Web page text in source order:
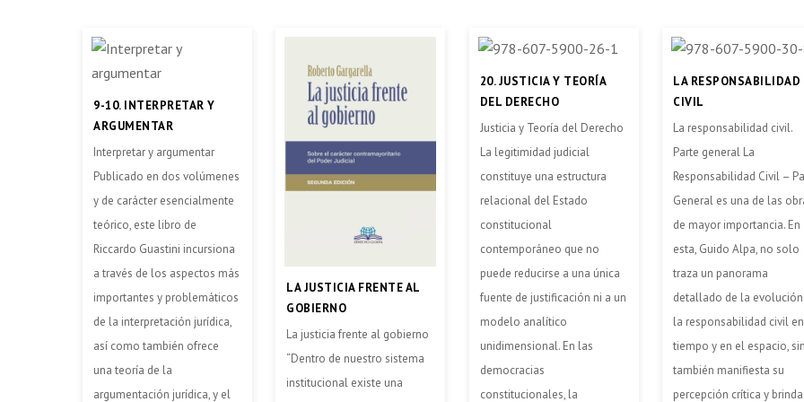
9-10. INTERPRETAR Y
ARGUMENTAR
Interpretar y argumentar
Publicado en dos volúmenes
y de carácter esencialmente
teórico, este libro de
Riccardo Guastini incursiona
a través de los aspectos más
importantes y problemáticos
de la interpretación jurídica,
así como también ofrece
una teoría de la
argumentación jurídica, y el
LA JUSTICIA FRENTE AL
GOBIERNO
La justicia frente al gobierno
“Dentro de nuestro sistema
institucional existe una
20. JUSTICIA Y TEORÍA
DEL DERECHO
Justicia y Teoría del Derecho
La legitimidad judicial
constituye una estructura
relacional del Estado
constitucional
contemporáneo que no
puede reducirse a una única
fuente de justificación ni a un
modelo analítico
unidimensional. En las
democracias
constitucionales, la
LA RESPONSABILIDAD
CIVIL
La responsabilidad civil.
Parte general La
Responsabilidad Civil –
General es una de las
de mayor importancia. En
esta, Guido Alpa, no solo
traza un panorama
detallado de la evolución
la responsabilidad civil
tiempo y en el espacio,
también manifiesta su
percepción crítica y brinda